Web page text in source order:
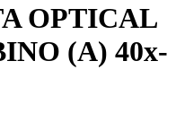
OPTICAL
(A) 40x-